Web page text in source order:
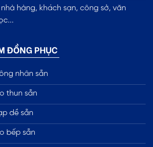
hàng, khách sạn, công sở, văn
ĐỒNG PHỤC
nhân sẵn
thun sẵn
dề sẵn
bếp sẵn